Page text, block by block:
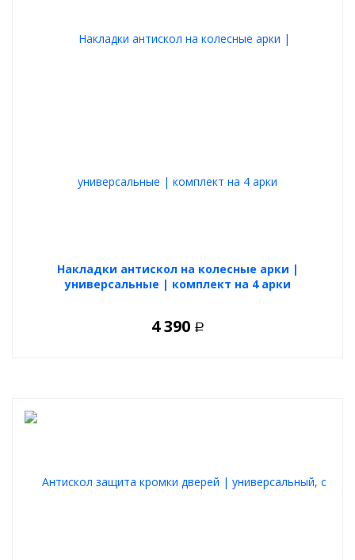
Накладки антискол на колесные арки |
универсальные | комплект на 4 арки
4 390 Р